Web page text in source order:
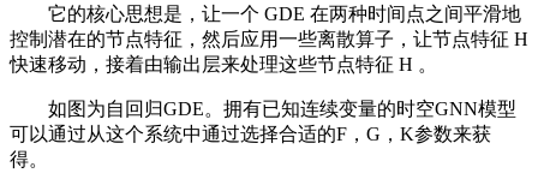
它的核心思想是，让一个 GDE 在两种时间点之间平滑地
控制潜在的节点特征，然后应用一些离散算子，让节点特征 H
快速移动，接着由输出层来处理这些节点特征 H 。
如图为自回归GDE。拥有已知连续变量的时空GNN模型
可以通过从这个系统中通过选择合适的F，G，K参数来获
得。